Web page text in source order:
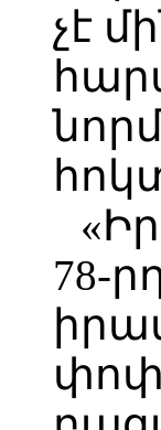
չէ
78-